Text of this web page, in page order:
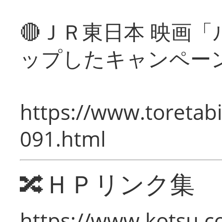
🔴ＪＲ東日本 映画
ップしたキャンペー
https://
091.html
🔀ＨＰリンク集